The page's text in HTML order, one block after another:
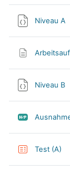
Niveau A
Niveau B
Test (A)